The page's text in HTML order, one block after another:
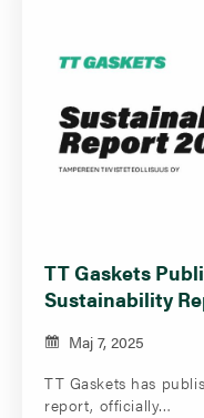
TT Gaskets
Sustainability
Maj 7, 2025
TT Gaskets has
report, officially…